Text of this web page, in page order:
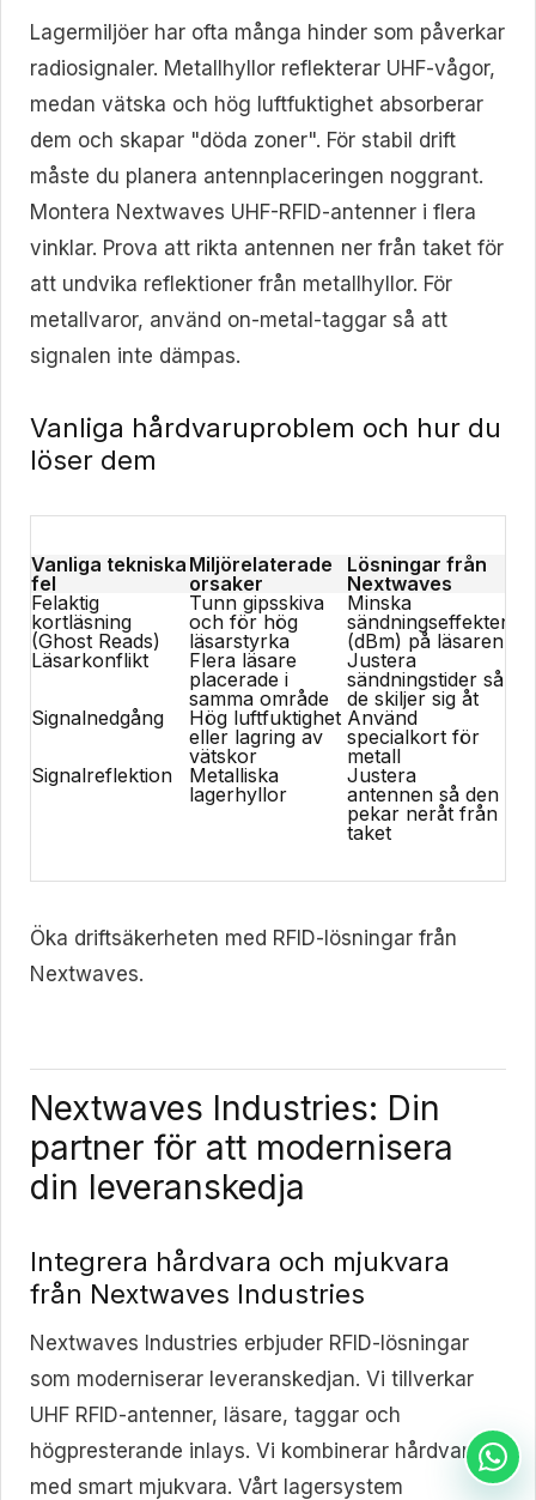
Lagermiljöer har ofta många hinder som påverkar
radiosignaler. Metallhyllor reflekterar UHF-vågor,
medan vätska och hög luftfuktighet absorberar
dem och skapar "döda zoner". För stabil drift
måste du planera antennplaceringen noggrant.
Montera Nextwaves UHF-RFID-antenner i flera
vinklar. Prova att rikta antennen ner från taket för
att undvika reflektioner från metallhyllor. För
metallvaror, använd on-metal-taggar så att
signalen inte dämpas.
Vanliga hårdvaruproblem och hur du
löser dem
Vanliga tekniska
fel
Miljörelaterade
orsaker
Lösningar från
Nextwaves
Felaktig
kortläsning
(Ghost Reads)
Tunn gipsskiva
och för hög
läsarstyrka
Minska
sändningseffekten
(dBm) på läsaren
Läsarkonflikt
Flera läsare
placerade i
samma område
Justera
sändningstider så
de skiljer sig åt
Signalnedgång
Hög luftfuktighet
eller lagring av
vätskor
Använd
specialkort för
metall
Signalreflektion
Metalliska
lagerhyllor
Justera
antennen så den
pekar neråt från
taket
Öka driftsäkerheten med RFID-lösningar från
Nextwaves.
Nextwaves Industries: Din
partner för att modernisera
din leveranskedja
Integrera hårdvara och mjukvara
från Nextwaves Industries
Nextwaves Industries erbjuder RFID-lösningar
som moderniserar leveranskedjan. Vi tillverkar
UHF RFID-antenner, läsare, taggar och
högpresterande inlays. Vi kombinerar hårdvaran
med smart mjukvara. Vårt lagersystem